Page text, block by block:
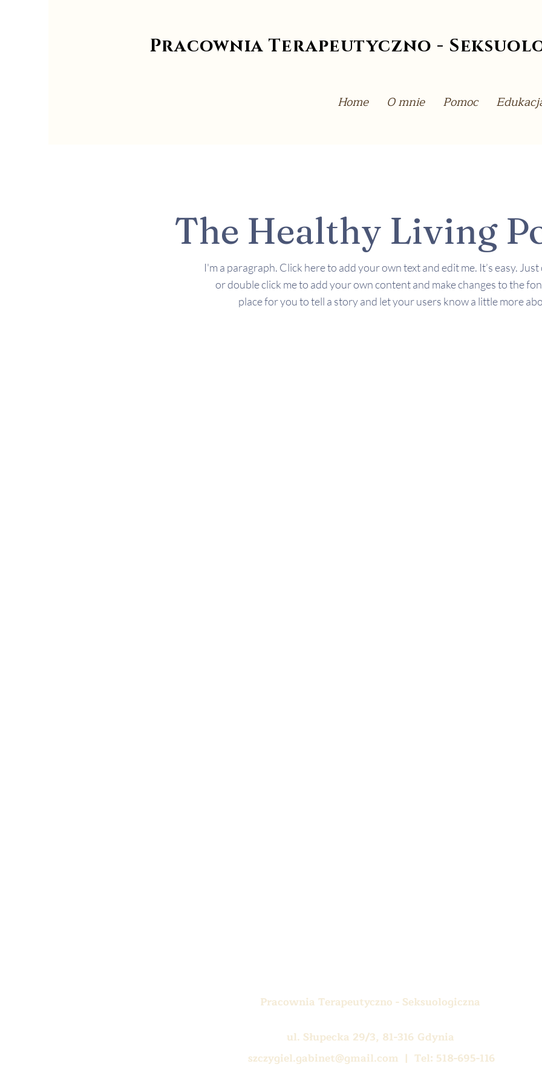
Pracownia Terapeutyczno -
Home O mnie Pomoc
The Healthy Living
I'm a paragraph. Click here to add your own text and edit me. It’s easy. Just
or double click me to add your own content and make changes to the
place for you to tell a story and let your users know a little more
Pracownia Terapeutyczno - Seksuologiczna
ul. Słupecka 29/3, 81-316 Gdynia
szczygiel.gabinet@gmail.com | Tel: 518-695-116